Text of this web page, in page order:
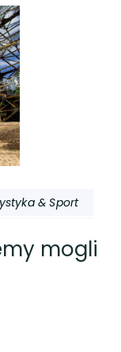
& Sport
mogli